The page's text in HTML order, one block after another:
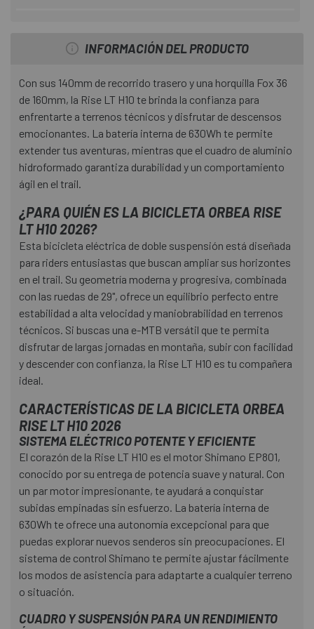
INFORMACIÓN DEL PRODUCTO
Con sus 140mm de recorrido trasero y una horquilla Fox 36
de 160mm, la Rise LT H10 te brinda la confianza para
enfrentarte a terrenos técnicos y disfrutar de descensos
emocionantes. La batería interna de 630Wh te permite
extender tus aventuras, mientras que el cuadro de aluminio
hidroformado garantiza durabilidad y un comportamiento
ágil en el trail.
¿PARA QUIÉN ES LA BICICLETA ORBEA RISE
LT H10 2026?
Esta bicicleta eléctrica de doble suspensión está diseñada
para riders entusiastas que buscan ampliar sus horizontes
en el trail. Su geometría moderna y progresiva, combinada
con las ruedas de 29", ofrece un equilibrio perfecto entre
estabilidad a alta velocidad y maniobrabilidad en terrenos
técnicos. Si buscas una e-MTB versátil que te permita
disfrutar de largas jornadas en montaña, subir con facilidad
y descender con confianza, la Rise LT H10 es tu compañera
ideal.
CARACTERÍSTICAS DE LA BICICLETA ORBEA
RISE LT H10 2026
SISTEMA ELÉCTRICO POTENTE Y EFICIENTE
El corazón de la Rise LT H10 es el motor Shimano EP801,
conocido por su entrega de potencia suave y natural. Con
un par motor impresionante, te ayudará a conquistar
subidas empinadas sin esfuerzo. La batería interna de
630Wh te ofrece una autonomía excepcional para que
puedas explorar nuevos senderos sin preocupaciones. El
sistema de control Shimano te permite ajustar fácilmente
los modos de asistencia para adaptarte a cualquier terreno
o situación.
CUADRO Y SUSPENSIÓN PARA UN RENDIMIENTO